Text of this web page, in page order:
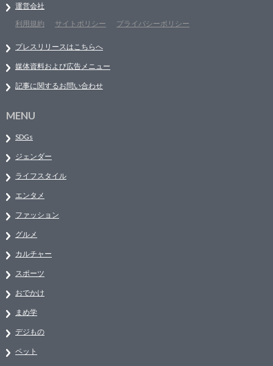
運営会社
利用規約
サイトポリシー プライバシーポリシー
プレスリリースはこちらへ
媒体資料および広告メニュー
記事に関するお問い合わせ
MENU
SDGs
ジェンダー
ライフスタイル
エンタメ
ファッション
グルメ
カルチャー
スポーツ
おでかけ
まめ学
デジもの
ペット